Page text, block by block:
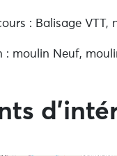
: Balisage VTT,
: moulin Neuf,